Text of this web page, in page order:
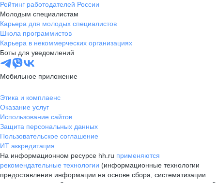
Рейтинг работодателей России
Молодым специалистам
Карьера для молодых специалистов
Школа программистов
Карьера в некоммерческих организациях
Боты для уведомлений
Мобильное приложение
Этика и комплаенс
Оказание услуг
Использование сайтов
Защита персональных данных
Пользовательское соглашение
ИТ аккредитация
На информационном ресурсе hh.ru применяются
рекомендательные технологии (информационные технологии
предоставления информации на основе сбора, систематизации